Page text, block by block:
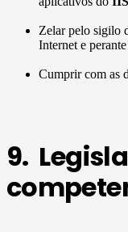
Zelar pelo sigilo
Internet e
Cumprir com as
9.